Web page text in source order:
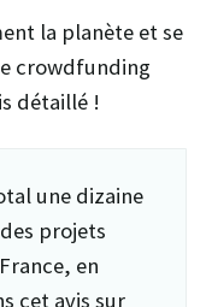
la planète et se
crowdfunding
détaillé !
une dizaine
projets
en
cet avis sur